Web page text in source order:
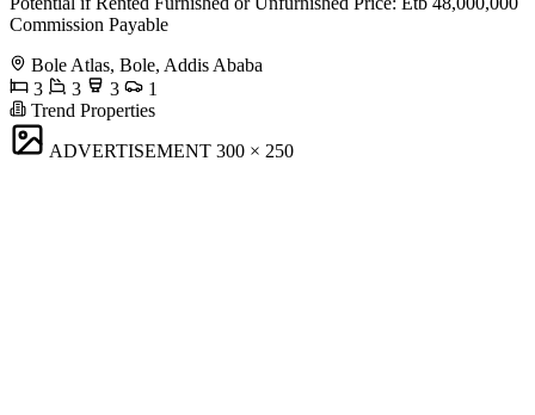
Commission Payable
Bole Atlas, Bole, Addis Ababa
3
3 3
1
Trend Properties
ADVERTISEMENT 300 × 250